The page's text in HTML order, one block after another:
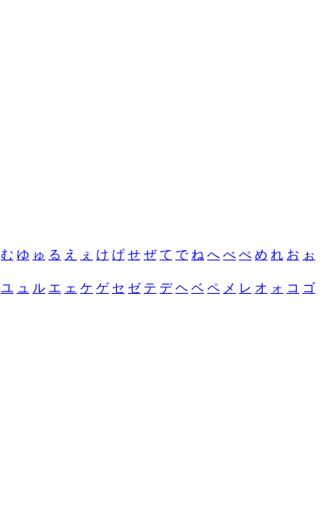
む ゆ ゅ る え ぇ け げ せ ぜ て で ね へ べ ぺ め れ お ぉ
ユ ュ ル エ ェ ケ ゲ セ ゼ テ デ ヘ ベ ペ メ レ オ ォ コ ゴ